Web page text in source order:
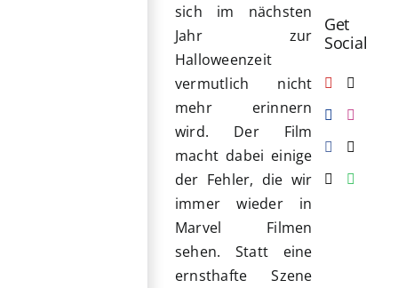
sich im nächsten
Jahr zur
Halloweenzeit
vermutlich nicht
mehr erinnern
wird. Der Film
macht dabei einige
der Fehler, die wir
immer wieder in
Marvel Filmen
sehen. Statt eine
ernsthafte Szene
Get
Social